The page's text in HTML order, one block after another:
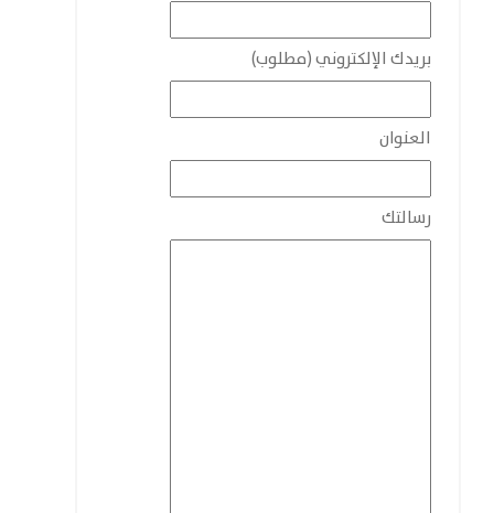
بريدك الإلكتروني (مطلوب)
العنوان
رسالتك